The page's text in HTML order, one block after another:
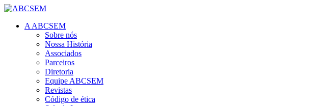
A ABCSEM
Sobre nós
Nossa História
Associados
Parceiros
Diretoria
Equipe ABCSEM
Revistas
Código de ética